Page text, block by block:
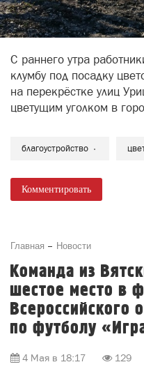
С раннего утра
клумбу под посадку
на перекрёстке улиц
цветущим уголком в
благоустройство
Комментировать
Главная Новости
Команда из
шестое место в
Всероссийского
по футболу
4 Мая в 18:17 129